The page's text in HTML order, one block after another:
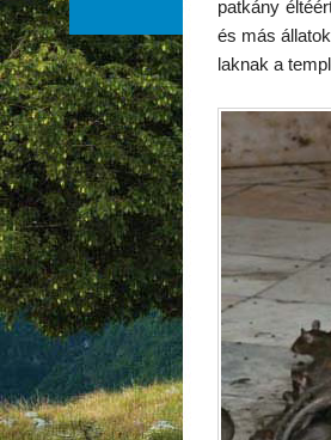
patkány
és más
laknak a